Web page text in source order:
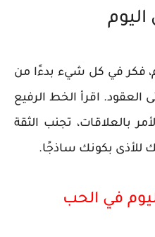
اليوم
فكر في كل شيء بدءًا من
العقود. اقرأ الخط الرفيع
بالعلاقات، تجنب الثقة
للأذى بكونك ساذجًا.
في الحب